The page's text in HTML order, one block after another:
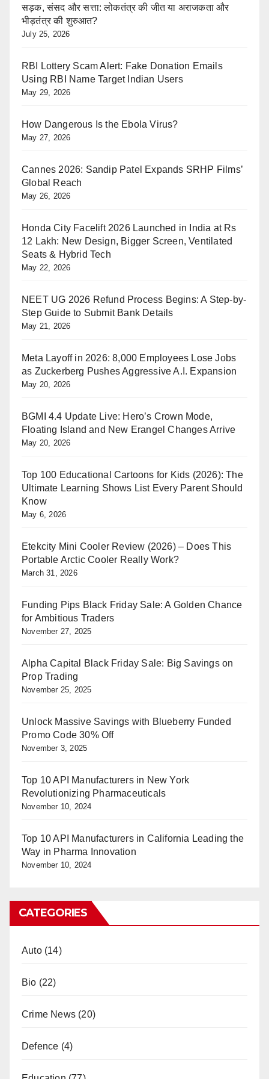
सड़क, संसद और सत्ता: लोकतंत्र की जीत या अराजकता और
भीड़तंत्र की शुरुआत?
July 25, 2026
RBI Lottery Scam Alert: Fake Donation Emails
Using RBI Name Target Indian Users
May 29, 2026
How Dangerous Is the Ebola Virus?
May 27, 2026
Cannes 2026: Sandip Patel Expands SRHP Films’
Global Reach
May 26, 2026
Honda City Facelift 2026 Launched in India at Rs
12 Lakh: New Design, Bigger Screen, Ventilated
Seats & Hybrid Tech
May 22, 2026
NEET UG 2026 Refund Process Begins: A Step-by-
Step Guide to Submit Bank Details
May 21, 2026
Meta Layoff in 2026: 8,000 Employees Lose Jobs
as Zuckerberg Pushes Aggressive A.I. Expansion
May 20, 2026
BGMI 4.4 Update Live: Hero’s Crown Mode,
Floating Island and New Erangel Changes Arrive
May 20, 2026
Top 100 Educational Cartoons for Kids (2026): The
Ultimate Learning Shows List Every Parent Should
Know
May 6, 2026
Etekcity Mini Cooler Review (2026) – Does This
Portable Arctic Cooler Really Work?
March 31, 2026
Funding Pips Black Friday Sale: A Golden Chance
for Ambitious Traders
November 27, 2025
Alpha Capital Black Friday Sale: Big Savings on
Prop Trading
November 25, 2025
Unlock Massive Savings with Blueberry Funded
Promo Code 30% Off
November 3, 2025
Top 10 API Manufacturers in New York
Revolutionizing Pharmaceuticals
November 10, 2024
Top 10 API Manufacturers in California Leading the
Way in Pharma Innovation
November 10, 2024
CATEGORIES
Auto(14)
Bio (22)
Crime News (20)
Defence (4)